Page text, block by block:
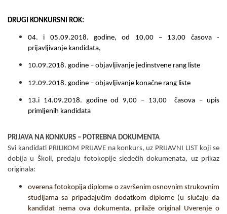
DRUGI KONKURSNI ROK:
04. i 05.09.2018. godine, od 10,00 – 13,00 časova -
prijavlјivanje kandidata,
10.09.2018. godine – objavlјivanje jedinstvene rang liste
12.09.2018. godine – objavlјivanje konačne rang liste
13.i 14.09.2018. godine od 9,00 – 13,00 časova – upis
primlјenih kandidata
PRIJAVA NA KONKURS – POTREBNA DOKUMENTA
Svi kandidati PRILIKOM PRIJAVE na konkurs, uz PRIJAVNI LIST koji se
dobija u Školi, predaju fotokopije sledećih dokumenata, uz prikaz
originala:
overena fotokopija diplome o završenim osnovnim strukovnim
studijama sa pripadajućim dodatkom diplome (u slučaju da
kandidat nema ova dokumenta, prilaže original Uverenje o